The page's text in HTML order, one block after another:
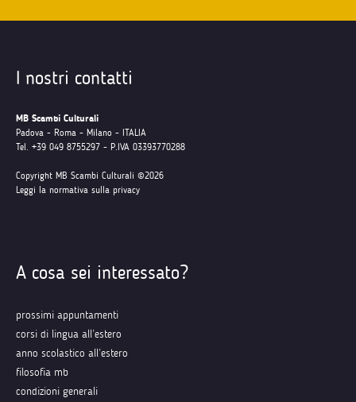
I nostri contatti
MB Scambi Culturali
Padova - Roma - Milano - ITALIA
Tel. +39 049 8755297 - P.IVA 03393770288
Copyright MB Scambi Culturali ©2026
Leggi la normativa sulla privacy
A cosa sei interessato?
prossimi appuntamenti
corsi di lingua all’estero
anno scolastico all’estero
filosofia mb
condizioni generali